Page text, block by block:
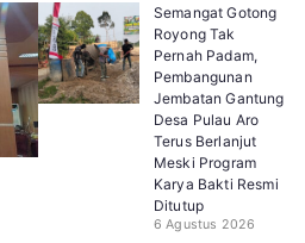
Semangat Gotong
Royong Tak
Pernah Padam,
Pembangunan
Jembatan Gantung
Desa Pulau Aro
Terus Berlanjut
Meski Program
Karya Bakti Resmi
Ditutup
6 Agustus 2026